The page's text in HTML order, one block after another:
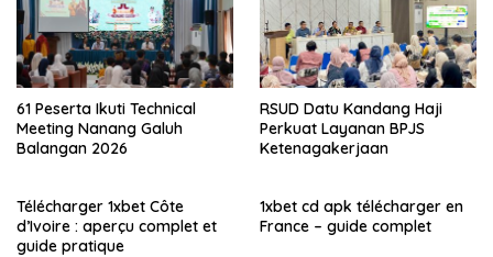
61 Peserta Ikuti Technical
Meeting Nanang Galuh
Balangan 2026
RSUD Datu Kandang Haji
Perkuat Layanan BPJS
Ketenagakerjaan
Télécharger 1xbet Côte
d’Ivoire : aperçu complet et
guide pratique
1xbet cd apk télécharger en
France – guide complet